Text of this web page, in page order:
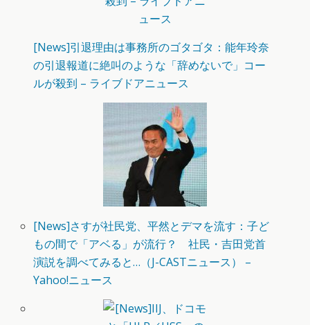
[News]引退理由は事務所のゴタゴタ：能年玲奈
の引退報道に絶叫のような「辞めないで」コー
ルが殺到 – ライブドアニュース
[News]さすが社民党、平然とデマを流す：子ど
もの間で「アベる」が流行？ 社民・吉田党首
演説を調べてみると…（J-CASTニュース） –
Yahoo!ニュース